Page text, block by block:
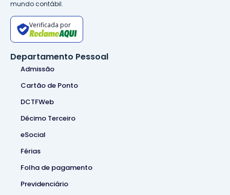
mundo contábil.
Verificada por
Departamento Pessoal
Admissão
Cartão de Ponto
DCTFWeb
Décimo Terceiro
eSocial
Férias
Folha de pagamento
Previdenciário